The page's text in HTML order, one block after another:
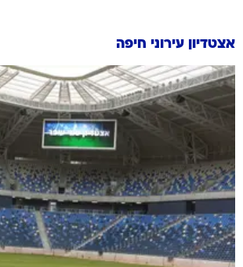
אצטדיון עירוני חיפה